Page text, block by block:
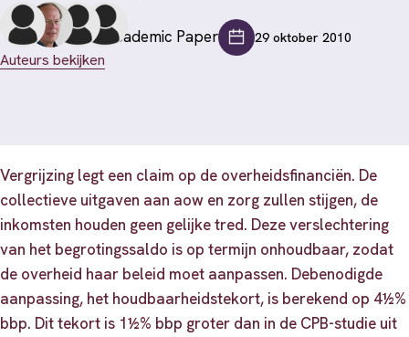
Auteurs bekijken
Academic Paper 29 oktober 2010
Vergrijzing legt een claim op de overheidsfinanciën. De
collectieve uitgaven aan aow en zorg zullen stijgen, de
inkomsten houden geen gelijke tred. Deze verslechtering
van het begrotingssaldo is op termijn onhoudbaar, zodat
de overheid haar beleid moet aanpassen. Debenodigde
aanpassing, het houdbaarheidstekort, is berekend op 4½%
bbp. Dit tekort is 1½% bbp groter dan in de CPB-studie uit